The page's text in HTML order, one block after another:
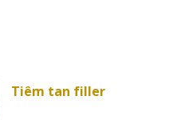
Tiêm tan filler